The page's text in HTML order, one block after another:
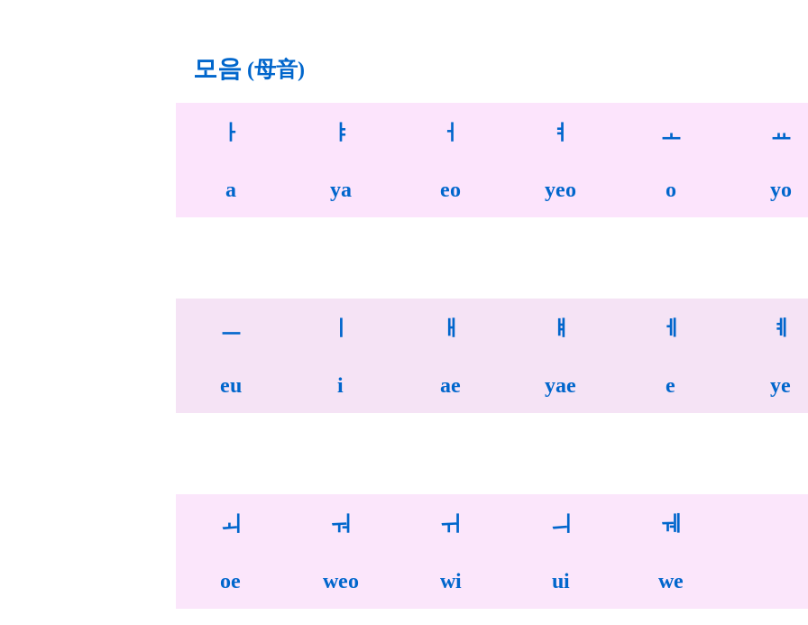
모음 (母音)
ㅏ ㅑ ㅓ ㅕ ㅗ ㅛ
a ya eo yeo o yo
ㅡ ㅐ ㅒ ㅔ ㅖ
eu i ae yae e ye
ㅚ ㅝ ㅟ ㅢ ㅞ
oe weo wi ui we